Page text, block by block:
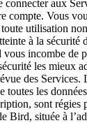
connecter aux
compte. Vous
utilisation
à la sécurité
vous incombe de
les mieux
des Services.
toutes les
sont régies
Bird, située à